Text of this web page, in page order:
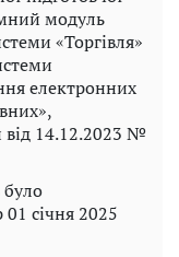
модуль
«Торгівля»
електронних
від 14.12.2023 №
січня 2025